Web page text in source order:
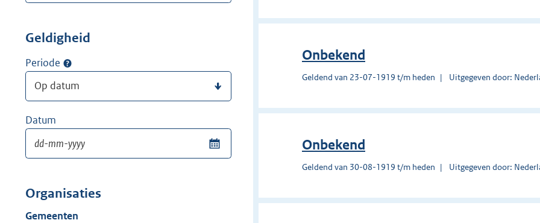
Geldigheid
Periode
Datum
Organisaties
Gemeenten
Onbekend
Geldend van 23-07-1919 t/m heden Uitgegeven door:
Onbekend
Geldend van 30-08-1919 t/m heden Uitgegeven door: